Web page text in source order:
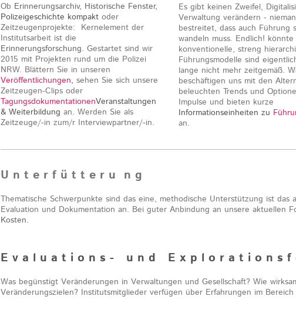
Ob Erinnerungsarchiv, Historische Fenster,
Polizeigeschichte kompakt oder
Zeitzeugenprojekte: Kernelement der
Institutsarbeit ist die
Erinnerungsforschung. Gestartet sind wir
2015 mit Projekten rund um die Polizei
NRW. Blättern Sie in unseren
Veröffentlichungen, sehen Sie sich unsere
Zeitzeugen-Clips oder
TagungsdokumentationenVeranstaltungen
& Weiterbildung an. Werden Sie als
Zeitzeuge/-in zum/r Interviewpartner/-in.
Es gibt keinen Zweifel,
Verwaltung verändern -
bestreitet, dass auch Führung
wandeln muss. Endlich! könnte
konventionelle, streng
Führungsmodelle sind
lange nicht mehr zeitgemäß.
beschäftigen uns mit den
beleuchten Trends und
Impulse und bieten kurze
Informationseinheiten zu
an.
U n t e r f ü t t e r u n g
Thematische Schwerpunkte sind das eine, methodische Unterstützung ist
Evaluation und Dokumentation an. Bei guter Anbindung an unsere aktuellen
Kosten.
E v a l u a t i o n s - u n d E x p l o r a t i o n s f
Was begünstigt Veränderungen in Verwaltungen und Gesellschaft? Wie
Veränderungszielen? Institutsmitglieder verfügen über Erfahrungen im